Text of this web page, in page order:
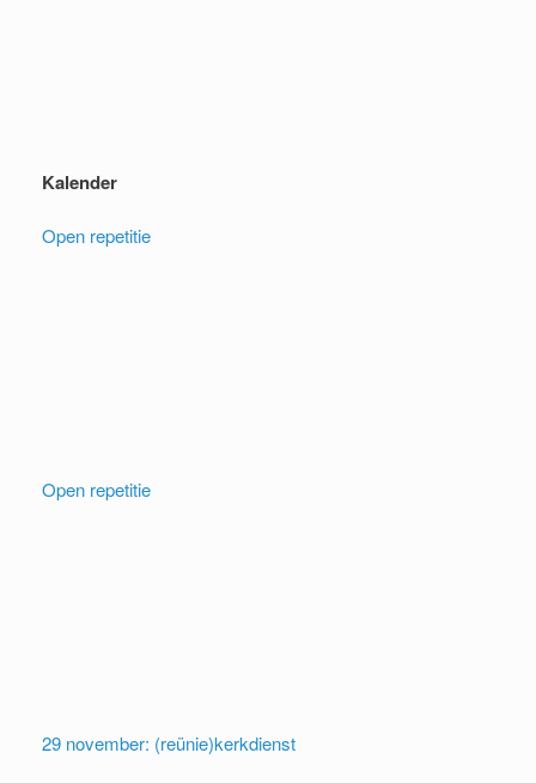
Kalender
Open repetitie
Open repetitie
29 november: (reünie)kerkdienst